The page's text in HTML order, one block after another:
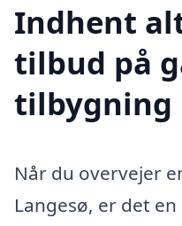
Indhent
tilbud på
tilbygning
Når du overvejer
Langesø, er det